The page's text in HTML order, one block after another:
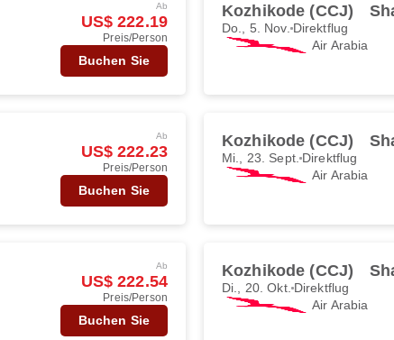
Ab
US$ 222.19
Preis/Person
Buchen Sie
Kozhikode (CCJ)
Do., 5. Nov. Direktflug
Air Arabia
Ab
US$ 222.23
Preis/Person
Buchen Sie
Kozhikode (CCJ)
Mi., 23. Sept. Direktflug
Air Arabia
Ab
US$ 222.54
Preis/Person
Buchen Sie
Kozhikode (CCJ)
Di., 20. Okt. Direktflug
Air Arabia